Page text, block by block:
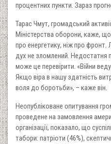
процентних пункти. Зараз
Тарас Чмут, громадський
Міністерства оборони, каже,
про енергетику, ніж про
дух не зломлений. Недостатня
може це перевірити. «Війни
Якщо віра в нашу здатність
воля до боротьби», – каже він.
Неопубліковане опитування
проведене на замовлення
організації, показало, що
табори: патріоти (46%),